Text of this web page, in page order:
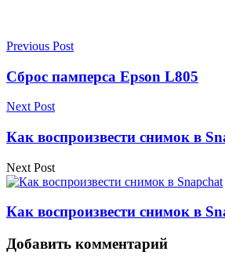
Previous Post
Сброс памперса Epson L805
Next Post
Как воспроизвести снимок в
Next Post
Как воспроизвести снимок в
Добавить комментарий